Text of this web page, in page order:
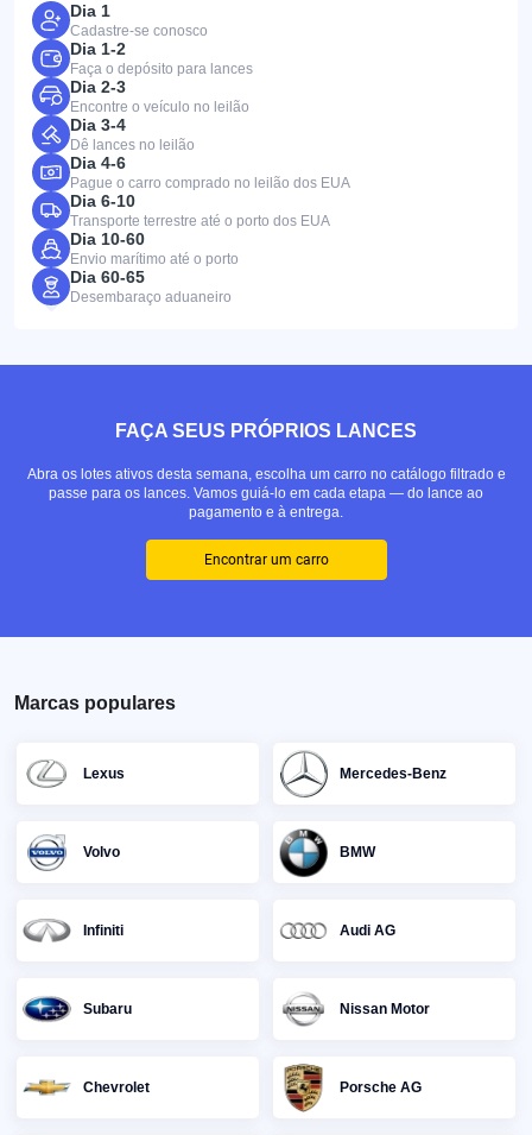
Dia 1
Cadastre-se conosco
Dia 1-2
Faça o depósito para lances
Dia 2-3
Encontre o veículo no leilão
Dia 3-4
Dê lances no leilão
Dia 4-6
Pague o carro comprado no leilão dos EUA
Dia 6-10
Transporte terrestre até o porto dos EUA
Dia 10-60
Envio marítimo até o porto
Dia 60-65
Desembaraço aduaneiro
FAÇA SEUS PRÓPRIOS LANCES
Abra os lotes ativos desta semana, escolha um carro no catálogo filtrado e
passe para os lances. Vamos guiá-lo em cada etapa — do lance ao
pagamento e à entrega.
Encontrar um carro
Marcas populares
Lexus Mercedes-Benz
Volvo BMW
Infiniti Audi AG
Subaru Nissan Motor
Chevrolet Porsche AG